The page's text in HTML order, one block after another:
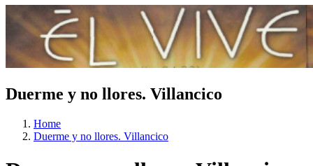
Duerme y no llores. Villancico
Home
Duerme y no llores. Villancico